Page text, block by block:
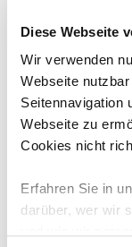
Diese Webseite
Wir verwenden
Webseite
Seitennavigation
Webseite zu
Cookies nicht
Erfahren Sie in
darüber, wer wir